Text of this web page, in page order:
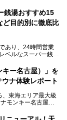
施設だからこそ、
いる人も多いのでは
じっくり構想を練
度は想像以上。
10の浴槽、40人収
やリラクゼーション
りました。
った「スパアクアス
銭湯おすすめ15
ど目的別に徹底比
あり、24時間営業
ベルなスーパー銭湯
もにリセットした
ラ過ごしたい」「コ
ださいね。
キー名古屋）」を
ナ体験レポート
東海エリア最大級
モンキー名古屋」
」という声をよく耳